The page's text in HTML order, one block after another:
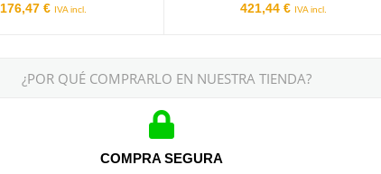
176,47 € IVA incl. 421,44 € IVA incl.
¿POR QUÉ COMPRARLO EN NUESTRA TIENDA?
COMPRA SEGURA